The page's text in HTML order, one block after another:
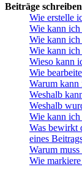
Beiträge schreiben
Wie erstelle
Wie kann ich
Wie kann ich
Wie kann ich
Wieso kann
Wie
Warum kann
Weshalb
Weshalb
Wie kann ich
Was bewirkt
eines
Warum
Wie